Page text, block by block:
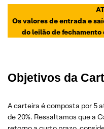
Os valores de entrada e
do leilão de
Objetivos da
A carteira é composta por 5
de 20%. Ressaltamos que a